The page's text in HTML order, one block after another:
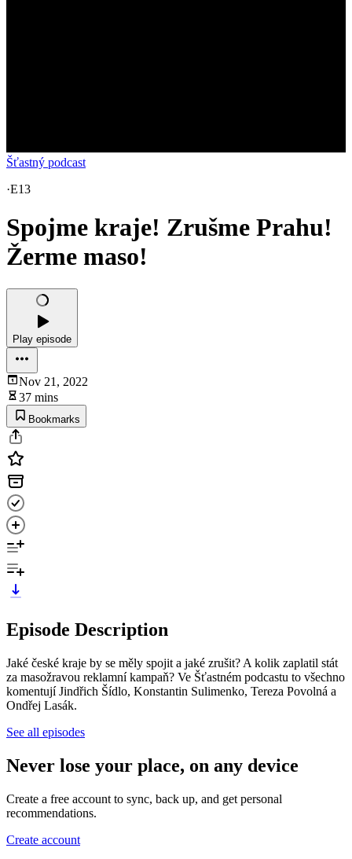
Šťastný podcast
·E13
Spojme kraje! Zrušme Prahu!
Žerme maso!
Play episode
Nov 21, 2022
37 mins
Bookmarks
Episode Description
Jaké české kraje by se měly spojit a jaké zrušit? A kolik zaplatil stát
za masožravou reklamní kampaň? Ve Šťastném podcastu to všechno
komentují Jindřich Šídlo, Konstantin Sulimenko, Tereza Povolná a
Ondřej Lasák.
See all episodes
Never lose your place, on any device
Create a free account to sync, back up, and get personal
recommendations.
Create account